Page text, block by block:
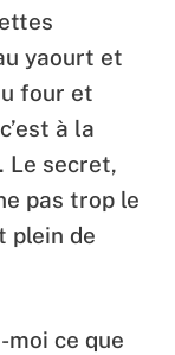
yaourt et
four et
à la
Le secret,
pas trop le
plein de
ce que